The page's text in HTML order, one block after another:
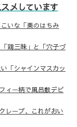
メしています
いな「栗のはちみ
鶏三昧」と「穴子づ
「シャインマスカッ
ィー柄で風呂敷デビ
レープ、これがおい